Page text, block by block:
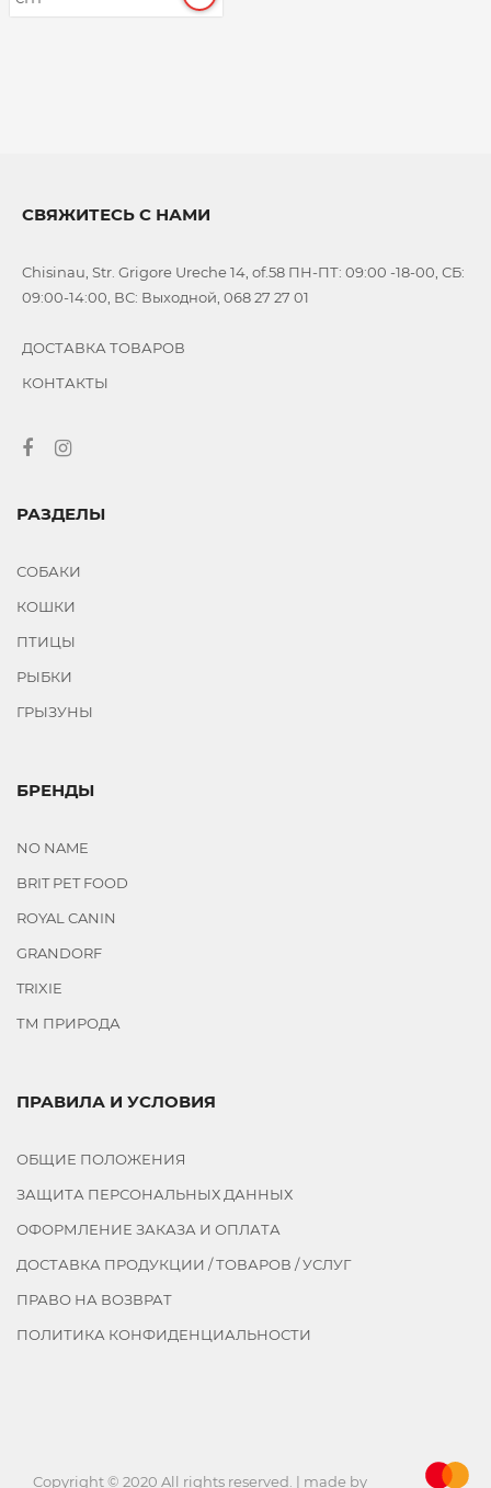
СВЯЖИТЕСЬ С НАМИ
Chisinau, Str. Grigore Ureche 14, of.58 ПН-ПТ: 09:00 -18-00, СБ:
09:00-14:00, ВС: Выходной, 068 27 27 01
ДОСТАВКА ТОВАРОВ
КОНТАКТЫ
РАЗДЕЛЫ
СОБАКИ
КОШКИ
ПТИЦЫ
РЫБКИ
ГРЫЗУНЫ
БРЕНДЫ
NO NAME
BRIT PET FOOD
ROYAL CANIN
GRANDORF
TRIXIE
ТМ ПРИРОДА
ПРАВИЛА И УСЛОВИЯ
ОБЩИЕ ПОЛОЖЕНИЯ
ЗАЩИТА ПЕРСОНАЛЬНЫХ ДАННЫХ
ОФОРМЛЕНИЕ ЗАКАЗА И ОПЛАТА
ДОСТАВКА ПРОДУКЦИИ / ТОВАРОВ / УСЛУГ
ПРАВО НА ВОЗВРАТ
ПОЛИТИКА КОНФИДЕНЦИАЛЬНОСТИ
Copyright © 2020 All rights reserved. | made by